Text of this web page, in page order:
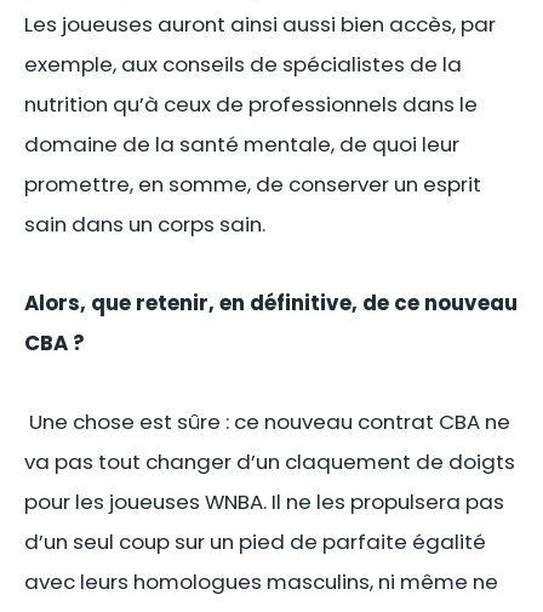
Les joueuses auront ainsi aussi bien accès, par
exemple, aux conseils de spécialistes de la
nutrition qu’à ceux de professionnels dans le
domaine de la santé mentale, de quoi leur
promettre, en somme, de conserver un esprit
sain dans un corps sain.
Alors, que retenir, en définitive, de ce nouveau
CBA ?
Une chose est sûre : ce nouveau contrat CBA ne
va pas tout changer d’un claquement de doigts
pour les joueuses WNBA. Il ne les propulsera pas
d’un seul coup sur un pied de parfaite égalité
avec leurs homologues masculins, ni même ne